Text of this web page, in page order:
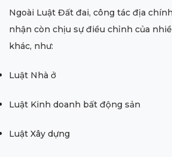
Ngoài Luật Đất đai, công tác địa
nhận còn chịu sự điều chỉnh của
khác, như:
Luật Nhà ở
Luật Kinh doanh bất động sản
Luật Xây dựng